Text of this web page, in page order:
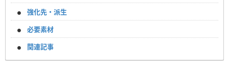
強化先・派生
必要素材
関連記事